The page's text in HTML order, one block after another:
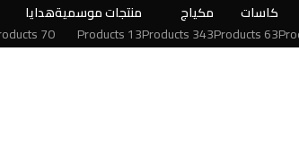
كاسات
63 Products
مكياج
343 Products
منتجات موسمية
13 Products
هدايا
70 Products